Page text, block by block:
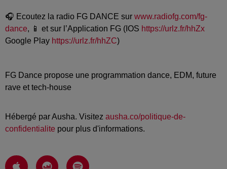
🎧 Ecoutez la radio FG DANCE sur www.radiofg.com/fg-
dance, 📱 et sur l’Application FG (IOS https://urlz.fr/hhZx
Google Play https://urlz.fr/hhZC)
FG Dance propose une programmation dance, EDM, future
rave et tech-house
Hébergé par Ausha. Visitez ausha.co/politique-de-
confidentialite pour plus d'informations.